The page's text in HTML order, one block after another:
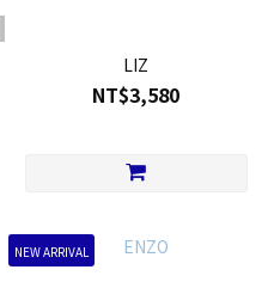
LIZ
NT$3,580
NEW ARRIVAL